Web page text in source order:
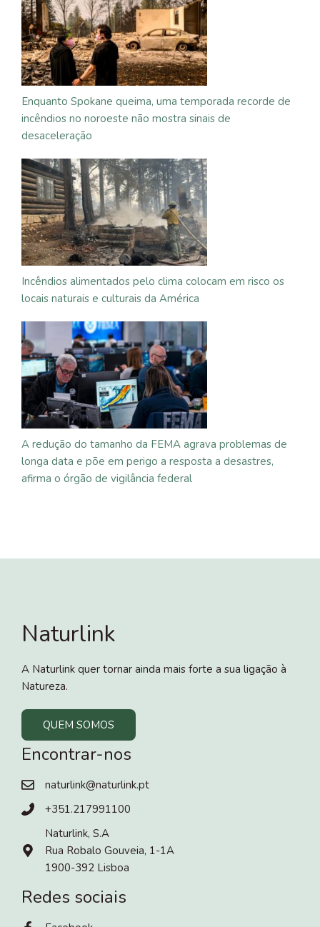
Enquanto Spokane queima, uma temporada recorde de
incêndios no noroeste não mostra sinais de
desaceleração
Incêndios alimentados pelo clima colocam em risco os
locais naturais e culturais da América
A redução do tamanho da FEMA agrava problemas de
longa data e põe em perigo a resposta a desastres,
afirma o órgão de vigilância federal
Naturlink
A Naturlink quer tornar ainda mais forte a sua ligação à
Natureza.
QUEM SOMOS
Encontrar-nos
naturlink@naturlink.pt
+351.217991100
Naturlink, S.A
Rua Robalo Gouveia, 1-1A
1900-392 Lisboa
Redes sociais